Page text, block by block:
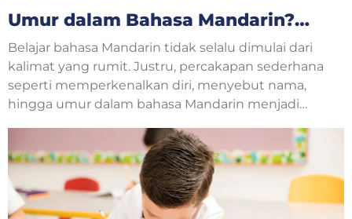
Umur dalam Bahasa Mandarin?
Yuk, Belajar Bersama!
Belajar bahasa Mandarin tidak selalu dimulai dari
kalimat yang rumit. Justru, percakapan sederhana
seperti memperkenalkan diri, menyebut nama,
hingga umur dalam bahasa Mandarin menjadi
berkenalan dengan teman baru, guru, atau
mengikuti kelas bahasa Mandarin, pertanyaan
tentang usia sering muncul dalam percakapan
sehari-hari.